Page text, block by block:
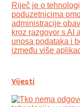
Riječ je o
poduzetnicima
administracije
kroz razgovor s AI
unosa podataka i
između više
Vijesti